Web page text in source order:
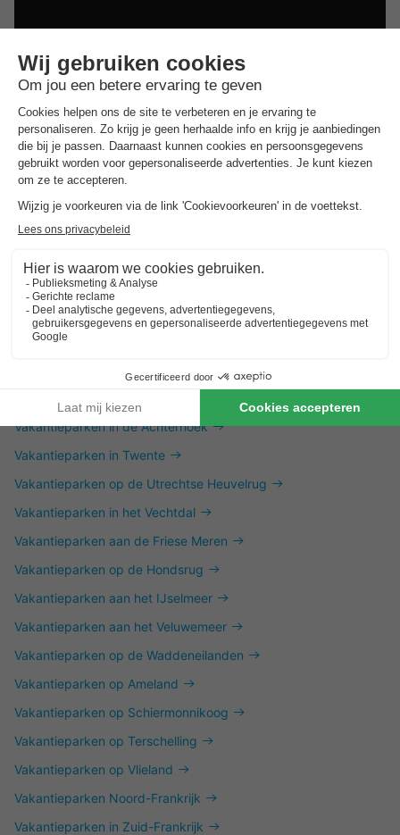
Dit is ook interessant
Vakantieparken in de Achterhoek
Vakantieparken in Twente
Vakantieparken op de Utrechtse Heuvelrug
Vakantieparken in het Vechtdal
Vakantieparken aan de Friese Meren
Vakantieparken op de Hondsrug
Vakantieparken aan het IJselmeer
Vakantieparken aan het Veluwemeer
Vakantieparken op de Waddeneilanden
Vakantieparken op Ameland
Vakantieparken op Schiermonnikoog
Vakantieparken op Terschelling
Vakantieparken op Vlieland
Vakantieparken Noord-Frankrijk
Vakantieparken in Zuid-Frankrijk